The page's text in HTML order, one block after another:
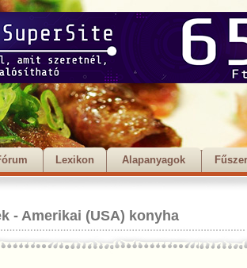
Lexikon Alapanyagok
- Amerikai (USA) konyha